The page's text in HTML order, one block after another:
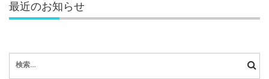
最近のお知らせ
索: